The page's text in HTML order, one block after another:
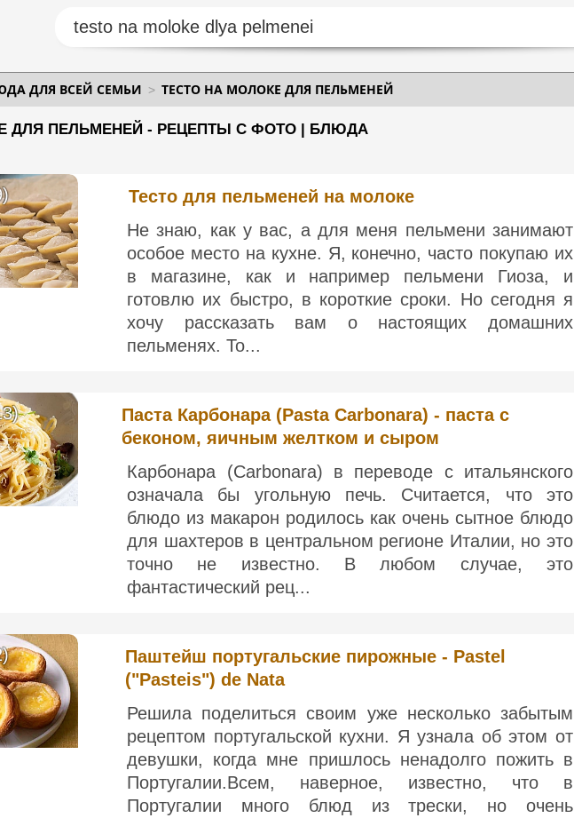
ДЛЯ ВСЕЙ СЕМЬИ ТЕСТО НА МОЛОКЕ ДЛЯ ПЕЛЬМЕНЕЙ
ДЛЯ ПЕЛЬМЕНЕЙ - РЕЦЕПТЫ С ФОТО | БЛЮДА
Тесто для пельменей на молоке
Не знаю, как у вас, а для меня пельмени занимают
особое место на кухне. Я, конечно, часто покупаю их
в магазине, как и например пельмени Гиоза, и
готовлю их быстро, в короткие сроки. Но сегодня я
хочу рассказать вам о настоящих домашних
пельменях. То...
Паста Карбонара (Pasta Carbonara) - паста с
беконом, яичным желтком и сыром
Карбонара (Carbonara) в переводе с итальянского
означала бы угольную печь. Считается, что это
блюдо из макарон родилось как очень сытное блюдо
для шахтеров в центральном регионе Италии, но это
точно не известно. В любом случае, это
фантастический рец...
Паштейш португальские пирожные - Pastel
("Pasteis") de Nata
Решила поделиться своим уже несколько забытым
рецептом португальской кухни. Я узнала об этом от
девушки, когда мне пришлось ненадолго пожить в
Португалии.Всем, наверное, известно, что в
Португалии много блюд из трески, но очень